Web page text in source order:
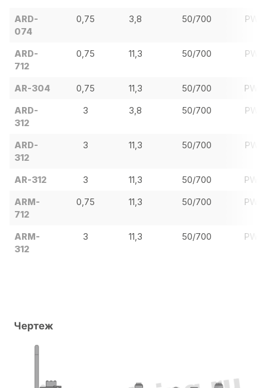
ARD-
074
0,75 3,8 50/700 PW2
ARD-
712
0,75 11,3 50/700 PW2
AR-304 0,75 11,3 50/700 PW3
ARD-
312
3 3,8 50/700 PW2
ARD-
312
3 11,3 50/700 PW2
AR-312 3 11,3 50/700 PW3
ARM-
712
0,75 11,3 50/700 PW4
ARM-
312
3 11,3 50/700 PW4